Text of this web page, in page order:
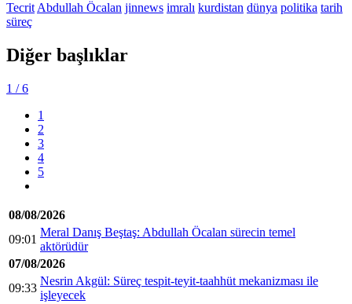
Tecrit Abdullah Öcalan jinnews imralı kurdistan dünya politika tarih
süreç
Diğer başlıklar
1 / 6
1
2
3
4
5
08/08/2026
09:01
Meral Danış Beştaş: Abdullah Öcalan sürecin temel
aktörüdür
07/08/2026
09:33
Nesrin Akgül: Süreç tespit-teyit-taahhüt mekanizması ile
işleyecek